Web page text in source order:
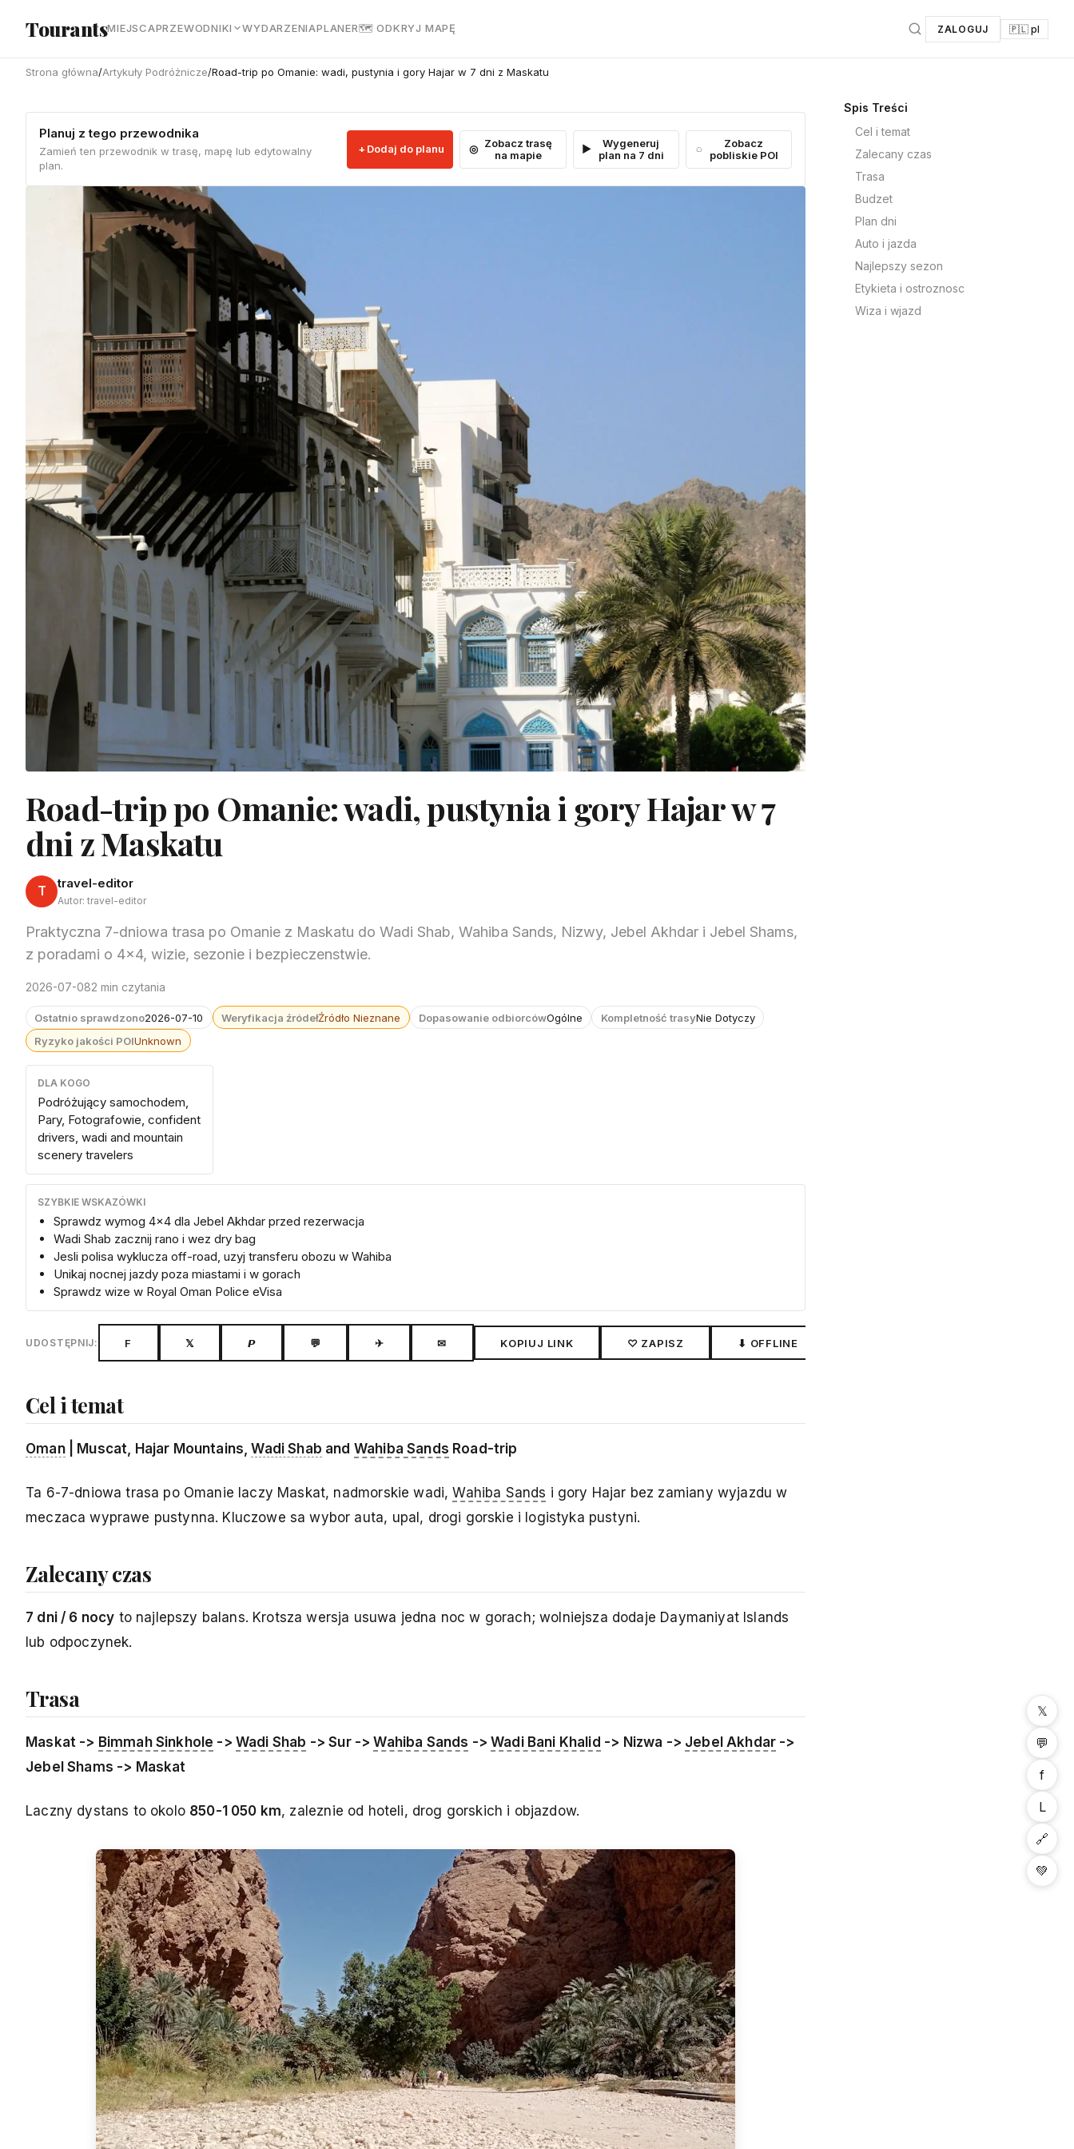
TourantsMIEJSCAPRZEWODNIKI WYDARZENIAPLANER🗺 ODKRYJ MAPĘ ZALOGUJ 🇵🇱 pl
Strona główna/Artykuły Podróżnicze/Road-trip po Omanie: wadi, pustynia i gory Hajar w 7 dni z Maskatu
Planuj z tego przewodnika
Zamień ten przewodnik w trasę, mapę lub edytowalny
plan.
Dodaj do planu
Zobacz trasę
na mapie
Wygeneruj
plan na 7 dni
Zobacz
pobliskie POI
Road-trip po Omanie: wadi, pustynia i gory Hajar w 7
dni z Maskatu
T travel-editor
Autor: travel-editor
Praktyczna 7-dniowa trasa po Omanie z Maskatu do Wadi Shab, Wahiba Sands, Nizwy, Jebel Akhdar i Jebel Shams,
z poradami o 4x4, wizie, sezonie i bezpieczenstwie.
2026-07-082 min czytania
Ostatnio sprawdzono2026-07-10 Weryfikacja źródełŹródło Nieznane Dopasowanie odbiorcówOgólne Kompletność trasyNie Dotyczy
Ryzyko jakości POIUnknown
DLA KOGO
Podróżujący samochodem,
Pary, Fotografowie, confident
drivers, wadi and mountain
scenery travelers
SZYBKIE WSKAZÓWKI
Sprawdz wymog 4x4 dla Jebel Akhdar przed rezerwacja
Wadi Shab zacznij rano i wez dry bag
Jesli polisa wyklucza off-road, uzyj transferu obozu w Wahiba
Unikaj nocnej jazdy poza miastami i w gorach
Sprawdz wize w Royal Oman Police eVisa
UDOSTĘPNIJ: F 𝕏 𝙋 💬 ✈ ✉ KOPIUJ LINK ♡ ZAPISZ ⬇ OFFLINE
Cel i temat
Oman| Muscat, Hajar Mountains,Wadi Shab and Wahiba Sands Road-trip
Ta 6-7-dniowa trasa po Omanie laczy Maskat, nadmorskie wadi,Wahiba Sands i gory Hajar bez zamiany wyjazdu w
meczaca wyprawe pustynna. Kluczowe sa wybor auta, upal, drogi gorskie i logistyka pustyni.
Zalecany czas
7 dni / 6 nocy to najlepszy balans. Krotsza wersja usuwa jedna noc w gorach; wolniejsza dodaje Daymaniyat Islands
lub odpoczynek.
Trasa
Maskat -> Bimmah Sinkhole -> Wadi Shab -> Sur ->Wahiba Sands ->Wadi Bani Khalid -> Nizwa -> Jebel Akhdar ->
Jebel Shams -> Maskat
Laczny dystans to okolo 850-1 050 km, zaleznie od hoteli, drog gorskich i objazdow.
Spis Treści
Cel i temat
Zalecany czas
Trasa
Budzet
Plan dni
Auto i jazda
Najlepszy sezon
Etykieta i ostroznosc
Wiza i wjazd
𝕏
💬
f
L
🔗
💚